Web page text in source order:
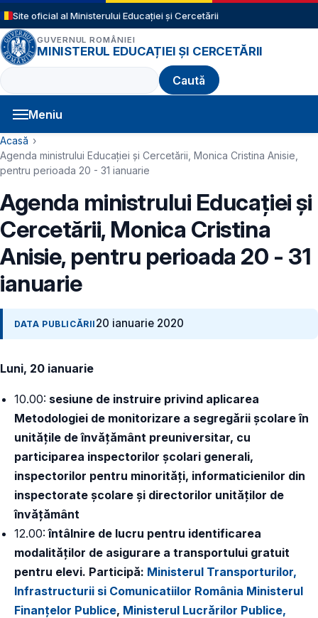
Sari la conținutul principal
Site oficial al Ministerului Educației și Cercetării
GUVERNUL ROMÂNIEI
MINISTERUL EDUCAȚIEI ȘI CERCETĂRII
Caută
Meniu
Navigație principală
Cale de navigare
Acasă
Agenda ministrului Educației și Cercetării, Monica Cristina Anisie,
pentru perioada 20 - 31 ianuarie
Agenda ministrului Educației și
Cercetării, Monica Cristina
Anisie, pentru perioada 20 - 31
ianuarie
DATA PUBLICĂRII 20 ianuarie 2020
Luni, 20 ianuarie
10.00: sesiune de instruire privind aplicarea
Metodologiei de monitorizare a segregării școlare în
unitățile de învățământ preuniversitar, cu
participarea inspectorilor școlari generali,
inspectorilor pentru minorități, informaticienilor din
inspectorate școlare și directorilor unităților de
învățământ
12.00:întâlnire de lucru pentru identificarea
modalităților de asigurare a transportului gratuit
pentru elevi. Participă: Ministerul Transporturilor,
Infrastructurii si Comunicatiilor România Ministerul
Finanţelor Publice, Ministerul Lucrărilor Publice,